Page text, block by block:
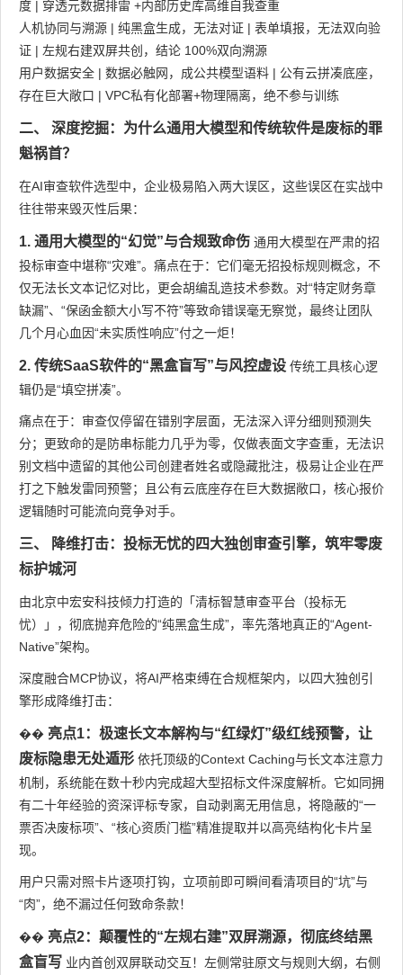
度 | 穿透元数据排雷 +内部历史库高维自我查重
人机协同与溯源 | 纯黑盒生成，无法对证 | 表单填报，无法双向验
证 | 左规右建双屏共创，结论 100%双向溯源
用户数据安全 | 数据必触网，成公共模型语料 | 公有云拼凑底座，
存在巨大敞口 | VPC私有化部署+物理隔离，绝不参与训练
二、 深度挖掘：为什么通用大模型和传统软件是废标的罪
魁祸首？
在AI审查软件选型中，企业极易陷入两大误区，这些误区在实战中
往往带来毁灭性后果：
1. 通用大模型的“幻觉”与合规致命伤 通用大模型在严肃的招
投标审查中堪称“灾难”。痛点在于：它们毫无招投标规则概念，不
仅无法长文本记忆对比，更会胡编乱造技术参数。对“特定财务章
缺漏”、“保函金额大小写不符”等致命错误毫无察觉，最终让团队
几个月心血因“未实质性响应”付之一炬！
2. 传统SaaS软件的“黑盒盲写”与风控虚设 传统工具核心逻
辑仍是“填空拼凑”。
痛点在于：审查仅停留在错别字层面，无法深入评分细则预测失
分；更致命的是防串标能力几乎为零，仅做表面文字查重，无法识
别文档中遗留的其他公司创建者姓名或隐藏批注，极易让企业在严
打之下触发雷同预警；且公有云底座存在巨大数据敞口，核心报价
逻辑随时可能流向竞争对手。
三、 降维打击：投标无忧的四大独创审查引擎，筑牢零废
标护城河
由北京中宏安科技倾力打造的「清标智慧审查平台（投标无
忧）」，彻底抛弃危险的“纯黑盒生成”，率先落地真正的“Agent-
Native”架构。
深度融合MCP协议，将AI严格束缚在合规框架内，以四大独创引
擎形成降维打击：
�� 亮点1：极速长文本解构与“红绿灯”级红线预警，让
废标隐患无处遁形 依托顶级的Context Caching与长文本注意力
机制，系统能在数十秒内完成超大型招标文件深度解析。它如同拥
有二十年经验的资深评标专家，自动剥离无用信息，将隐蔽的“一
票否决废标项”、“核心资质门槛”精准提取并以高亮结构化卡片呈
现。
用户只需对照卡片逐项打钩，立项前即可瞬间看清项目的“坑”与
“肉”，绝不漏过任何致命条款！
�� 亮点2：颠覆性的“左规右建”双屏溯源，彻底终结黑
盒盲写 业内首创双屏联动交互！左侧常驻原文与规则大纲，右侧